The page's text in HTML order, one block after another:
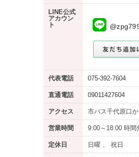
LINE公式
アカウン
ト
代表電話 075-392-7604
直通電話 09011427604
アクセス 市バス千代原口
営業時間 9:00～18:00 時間
定休日 日曜 、 祝日